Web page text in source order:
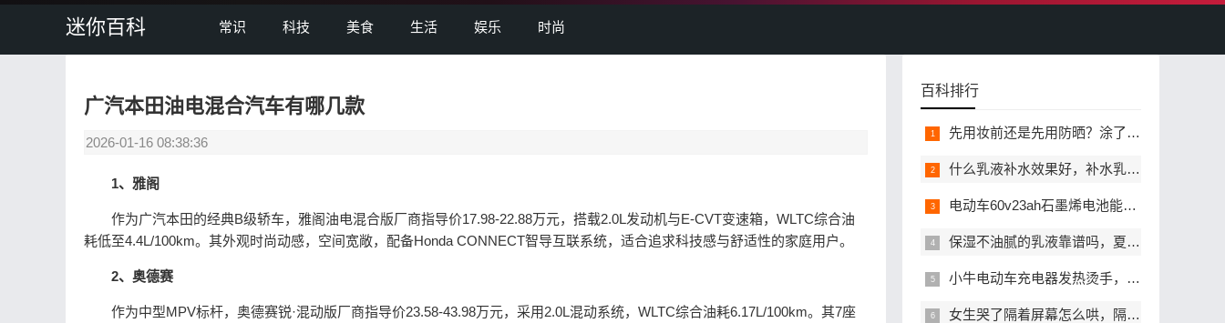
迷你百科 常识 科技 美食 生活 娱乐 时尚
广汽本田油电混合汽车有哪几款
2026-01-16 08:38:36
1、雅阁
作为广汽本田的经典B级轿车，雅阁油电混合版厂商指导价17.98-22.88万元，搭载2.0L发动机与E-CVT变速箱，WLTC综合油
耗低至4.4L/100km。其外观时尚动感，空间宽敞，配备Honda CONNECT智导互联系统，适合追求科技感与舒适性的家庭用户。
2、奥德赛
作为中型MPV标杆，奥德赛锐·混动版厂商指导价23.58-43.98万元，采用2.0L混动系统，WLTC综合油耗6.17L/100km。其7座
百科排行
先用妆前还是先用防晒？涂了防晒还需要用妆前乳吗？
什么乳液补水效果好，补水乳液怎么选才不踩雷？
电动车60v23ah石墨烯电池能跑多远，影响实际续航的因素有哪些
保湿不油腻的乳液靠谱吗，夏天有哪些值得入手？
小牛电动车充电器发热烫手，正常吗会不会存在安全风险？
女生哭了隔着屏幕怎么哄，隔着屏幕哄哭了的女生哪些话不能说